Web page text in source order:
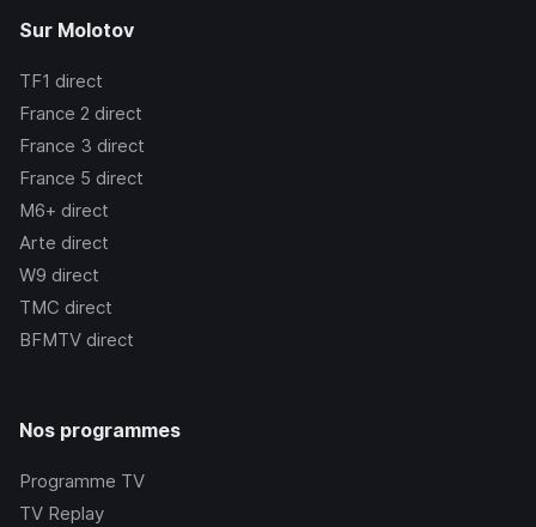
Sur Molotov
TF1 direct
France 2 direct
France 3 direct
France 5 direct
M6+ direct
Arte direct
W9 direct
TMC direct
BFMTV direct
Nos programmes
Programme TV
TV Replay